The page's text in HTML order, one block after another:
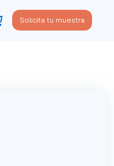
Solicita tu muestra